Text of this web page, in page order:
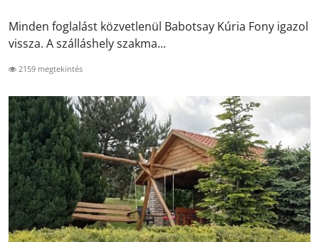
Minden foglalást közvetlenül Babotsay Kúria Fony igazol
vissza. A szálláshely szakma...
2159 megtekintés